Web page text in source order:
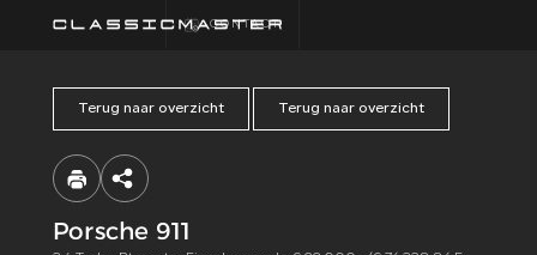
CONTACT
HOME
Terug naar overzicht Terug naar overzicht
Porsche 911